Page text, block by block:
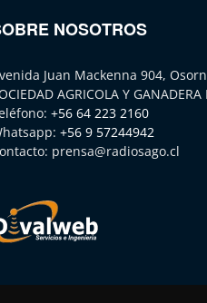
NOSOTROS
Juan Mackenna 904,
AGRICOLA Y
+56 64 223 2160
+56 9 57244942
prensa@radiosago.cl